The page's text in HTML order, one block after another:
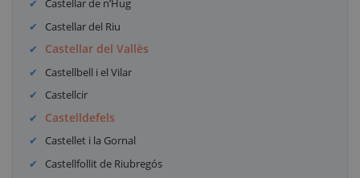
Castellar de n’Hug
Castellar del Riu
Castellar del Vallès
Castellbell i el Vilar
Castellcir
Castelldefels
Castellet i la Gornal
Castellfollit de Riubregós